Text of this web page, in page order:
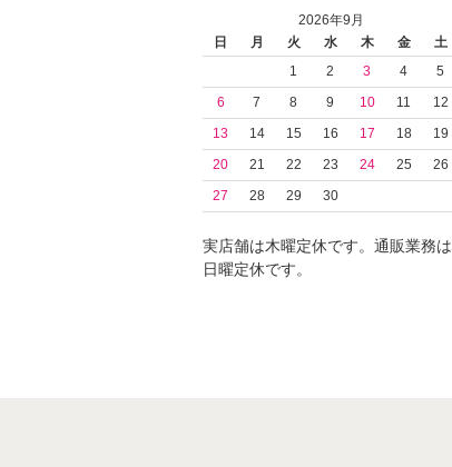
2026年9月
日
月 火 水 木 金
土
1
2 3 4
5
6
7 8 9 10 11
12
13
14 15 16 17 18
19
20
21 22 23 24 25
26
27
28 29 30
実店舗は木曜定休です。通販業務は
日曜定休です。